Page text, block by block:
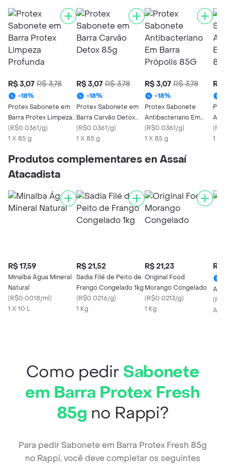
R$ 3,07 R$ 3,78
-18%
Protex Sabonete em
Barra Protex Limpeza
Profunda
(R$0.0361/g)
1 X 85 g
R$ 3,07 R$ 3,78
-18%
Protex Sabonete em
Barra Carvão Detox
85g
(R$0.0361/g)
1 X 85 g
R$ 3,07 R$ 3,78
-18%
Protex Sabonete
Antibacteriano Em
Barra Própolis 85G
(R$0.0361/g)
1 X 85 g
R$
(
1 X
Produtos complementares en Assaí
Atacadista
R$ 17,59
Minalba Água Mineral
Natural
(R$0.0018/ml)
1 X 10 L
R$ 21,52
Sadia Filé de Peito de
Frango Congelado 1kg
(R$0.0216/g)
1 Kg
R$ 21,23
Original Food
Morango Congelado
(R$0.0213/g)
1 Kg
R$
(
Como pedir Sabonete
em Barra Protex Fresh
85g no Rappi?
Para pedir Sabonete em Barra Protex Fresh 85g
no Rappi, você deve completar os seguintes